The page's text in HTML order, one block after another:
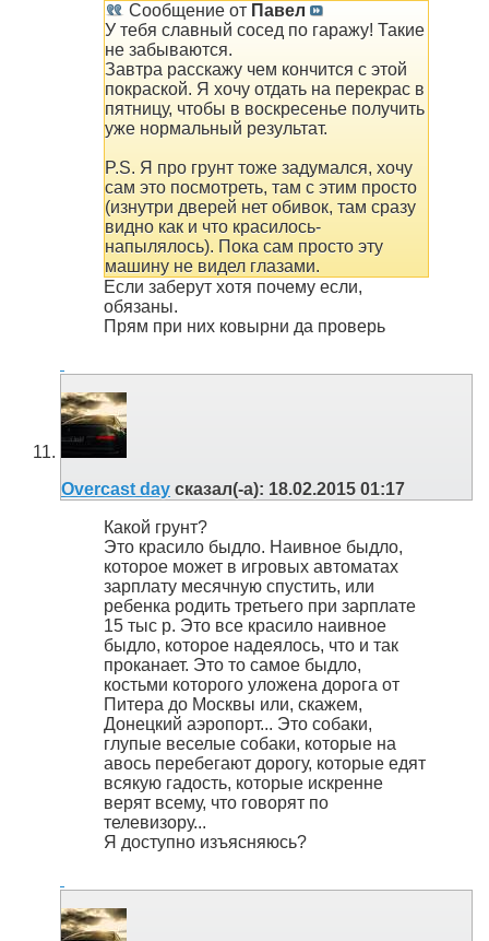
Сообщение от Павел
У тебя славный сосед по гаражу! Такие
не забываются.
Завтра расскажу чем кончится с этой
покраской. Я хочу отдать на перекрас в
пятницу, чтобы в воскресенье получить
уже нормальный результат.
P.S. Я про грунт тоже задумался, хочу
сам это посмотреть, там с этим просто
(изнутри дверей нет обивок, там сразу
видно как и что красилось-
напылялось). Пока сам просто эту
машину не видел глазами.
Если заберут хотя почему если,
обязаны.
Прям при них ковырни да проверь
Overcast day сказал(-а): 18.02.2015 01:17
Какой грунт?
Это красило быдло. Наивное быдло,
которое может в игровых автоматах
зарплату месячную спустить, или
ребенка родить третьего при зарплате
15 тыс р. Это все красило наивное
быдло, которое надеялось, что и так
проканает. Это то самое быдло,
костьми которого уложена дорога от
Питера до Москвы или, скажем,
Донецкий аэропорт... Это собаки,
глупые веселые собаки, которые на
авось перебегают дорогу, которые едят
всякую гадость, которые искренне
верят всему, что говорят по
телевизору...
Я доступно изъясняюсь?